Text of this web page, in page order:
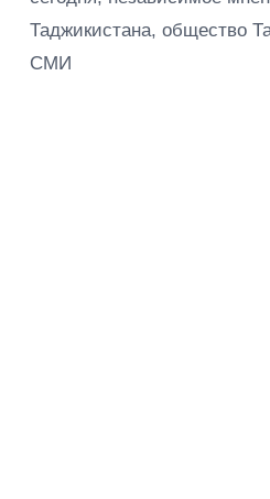
Таджикистана, общество
СМИ